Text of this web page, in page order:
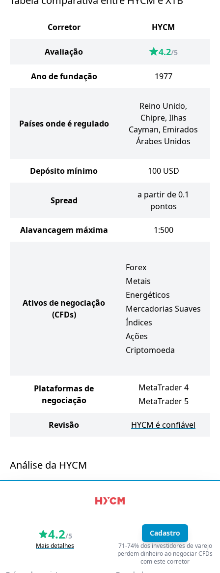
Corretor HYCM
Avaliação 4.2/5
Ano de fundação 1977
Países onde é regulado
Reino Unido,
Chipre, Ilhas
Cayman, Emirados
Árabes Unidos
Depósito mínimo 100 USD
Spread
a partir de 0.1
pontos
Alavancagem máxima 1:500
Ativos de negociação
(CFDs)
Forex
Metais
Energéticos
Mercadorias Suaves
Índices
Ações
Criptomoeda
Plataformas de
negociação
MetaTrader 4
MetaTrader 5
Revisão HYCM é confiável
Análise da HYCM
4.2/5
Mais detalhes
Cadastro
71-74% dos investidores de varejo
perdem dinheiro ao negociar CFDs
com este corretor